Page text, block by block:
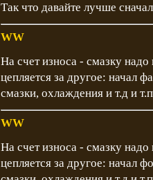
Так что давайте лучше
WW
На счет износа - смазку
цепляется за другое: начал
смазки, охлаждения и т.д и
WW
На счет износа - смазку
цепляется за другое: начал